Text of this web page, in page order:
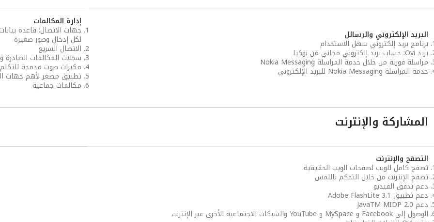
البريد الإلكتروني والرسائل
برنامج بريد إلكتروني سهل الاستخدام
بريد Ovi: حساب بريد إلكتروني مجاني من نوكيا
مراسلة فورية من خلال خدمة المراسلة Nokia Messaging
خدمة المراسلة Nokia Messaging للبريد الإلكتروني
إدارة المكالمات
جهات الاتصال: قاعدة
لكل إدخال وصور صغيرة
الاتصال السريع
سجلات المكالمات الصادرة
مكبرات صوت مدمجة للتكلم
تطبيق مصغر لأهم جهات
مكالمات جماعية
المشاركة والإنترنت
التصفح والإنترنت
تصفح كامل للويب لصفحات الويب الحقيقية
تصفح الإنترنت من خلال التحكم باللمس
دعم تدفق الفيديو
دعم تطبيق Adobe FlashLite 3.1
دعم JavaTM MIDP 2.0
الوصول إلى Facebook و MySpace و YouTube والشبكات الاجتماعية الأخرى عبر الإنترنت